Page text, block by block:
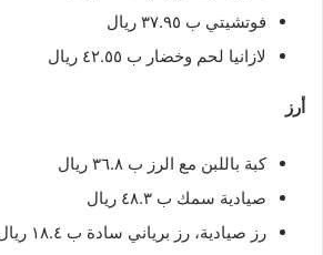
فوتشيتي ب ٣٧.٩٥ ريال
لازانيا لحم وخضار ب ٤٢.٥٥ ريال
أرز
كبة باللبن مع الرز ب ٣٦.٨ ريال
صيادية سمك ب ٤٨.٣ ريال
رز صيادية، رز برياني سادة ب ١٨.٤ ريال